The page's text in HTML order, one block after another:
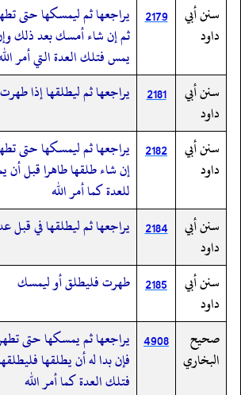
سنن أبي
داود
2179
يراجعها ثم ليمسكها حتى
ثم إن شاء أمسك بعد ذلك
يمس فتلك العدة التي أمر
سنن أبي
داود
2181 يراجعها ثم ليطلقها إذا
سنن أبي
داود
2182
يراجعها ثم ليمسكها حتى
إن شاء طلقها طاهرا قبل
للعدة كما أمر الله
سنن أبي
داود
2184 يراجعها ثم ليطلقها في قبل
سنن أبي
داود
2185 طهرت فليطلق أو ليمسك
صحيح
البخاري
4908 يراجعها ثم يمسكها حتى
فإن بدا له أن يطلقها
فتلك العدة كما أمر الله